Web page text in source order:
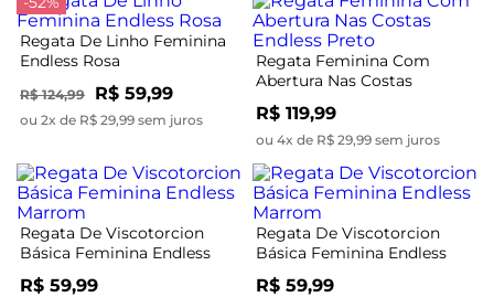
Regata De Linho Feminina
Endless Rosa
R$ 124,99 R$ 59,99
ou 2x de R$ 29,99 sem juros
Regata Feminina Com
Abertura Nas Costas
Endless Preto
R$ 119,99
ou 4x de R$ 29,99 sem juros
Regata De Viscotorcion
Básica Feminina Endless
Marrom
R$ 59,99
Regata De Viscotorcion
Básica Feminina Endless
Marrom
R$ 59,99